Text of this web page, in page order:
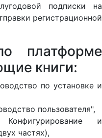
подписки на
регистрационной
платформе
книги:
по установке и
пользователя",
и
частях),